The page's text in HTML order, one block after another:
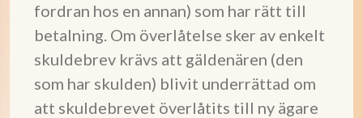
fordran hos en annan) som har rätt till
betalning. Om överlåtelse sker av enkelt
skuldebrev krävs att gäldenären (den
som har skulden) blivit underrättad om
att skuldebrevet överlåtits till ny ägare